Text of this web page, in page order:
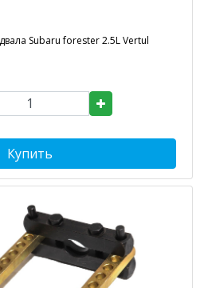
Subaru forester 2.5L Vertul
Купить